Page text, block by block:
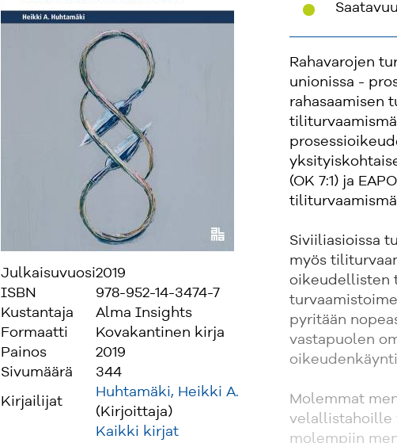
Julkaisuvuosi2019
ISBN
978-952-14-3474-7
Kustantaja
Alma Insights
Formaatti
Kovakantinen kirja
Painos
2019
Sivumäärä
344
Kirjailijat
Huhtamäki, Heikki A.
(Kirjoittaja)
Kaikki kirjat
Rahavarojen
unionissa -
rahasaamisen
(OK 7:1) ja
Siviiliasioissa
myös
oikeudellisten
pyritään
vastapuolen
Molemmat
velallistahoille
molempiin